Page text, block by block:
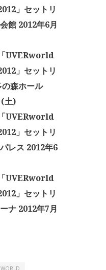
」セットリ
館 2012年6月
UVERworld
」セットリ
森ホール
土)
UVERworld
」セットリ
レス 2012年6
UVERworld
」セットリ
ナ 2012年7月